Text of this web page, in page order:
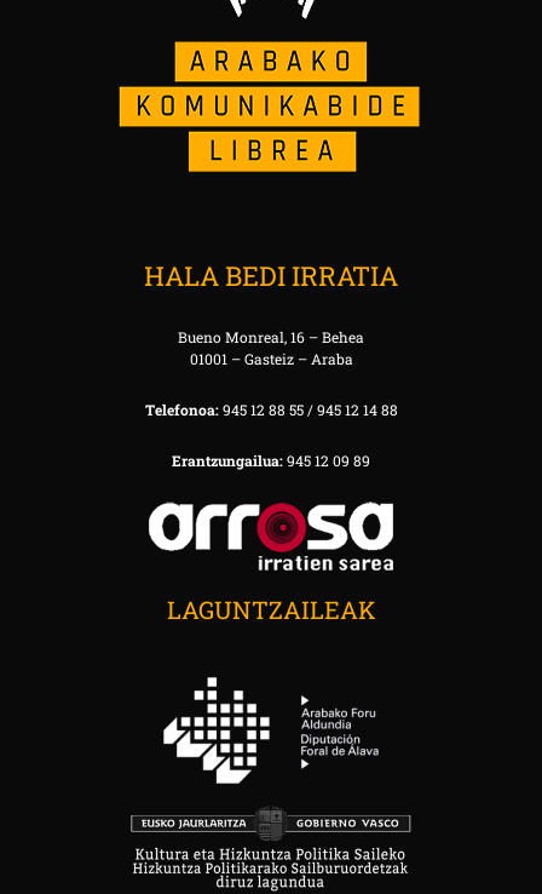
HALA BEDI IRRATIA
Bueno Monreal, 16 – Behea
01001 – Gasteiz – Araba
Telefonoa:945 12 88 55 / 945 12 14 88
Erantzungailua:945 12 09 89
LAGUNTZAILEAK